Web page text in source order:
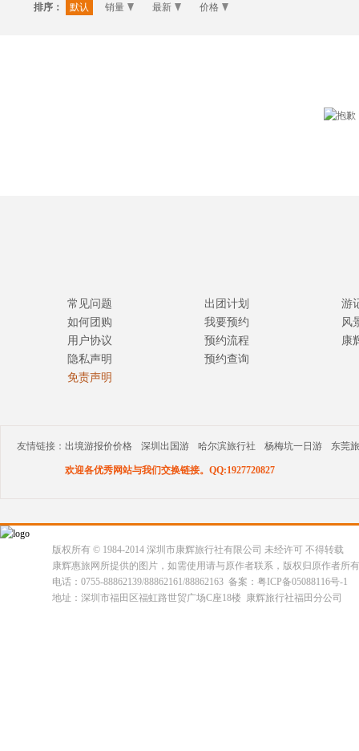
排序：
默认 销量 最新 价格
常见问题
如何团购
用户协议
隐私声明
免责声明
出团计划
我要预约
预约流程
预约查询
游
风
康
友情链接： 出境游报价价格 深圳出国游 哈尔滨旅行社 杨梅坑一日游 东莞
欢迎各优秀网站与我们交换链接。QQ:1927720827
版权所有 © 1984-2014 深圳市康辉旅行社有限公司 未经许可 不得转载
康辉惠旅网所提供的图片，如需使用请与原作者联系，版权归原作者所
电话：0755-88862139/88862161/88862163 备案：粤ICP备05088116号-1
地址：深圳市福田区福虹路世贸广场C座18楼 康辉旅行社福田分公司